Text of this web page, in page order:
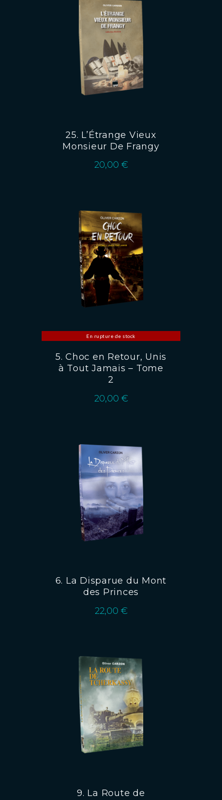
25. L’Étrange Vieux
Monsieur De Frangy
20,00 €
En rupture de stock
5. Choc en Retour, Unis
à Tout Jamais – Tome
2
20,00 €
6. La Disparue du Mont
des Princes
22,00 €
9. La Route de